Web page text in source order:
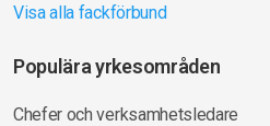
Visa alla fackförbund
Populära yrkesområden
Chefer och verksamhetsledare